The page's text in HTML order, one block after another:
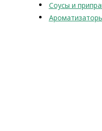
Соусы и